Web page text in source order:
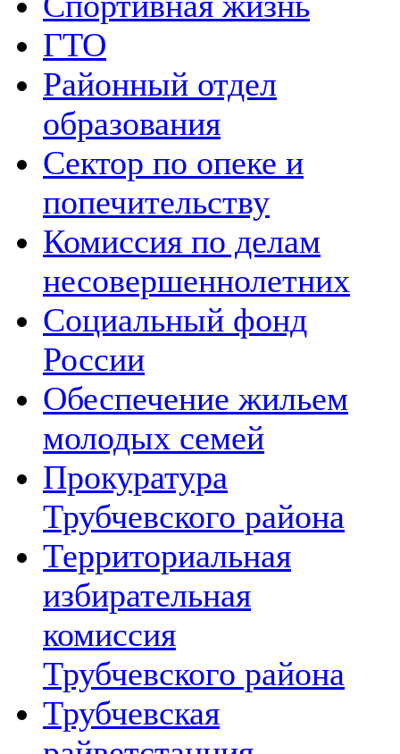
ГТО
Районный отдел
образования
Сектор по опеке и
попечительству
Комиссия по делам
несовершеннолетних
Социальный фонд
России
Обеспечение жильем
молодых семей
Прокуратура
Трубчевского района
Территориальная
избирательная
комиссия
Трубчевского района
Трубчевская